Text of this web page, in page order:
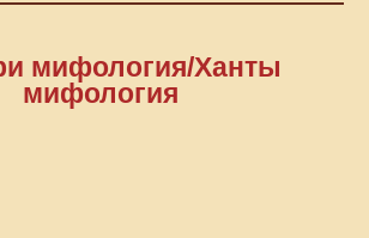
мифология/Ханты
мифология